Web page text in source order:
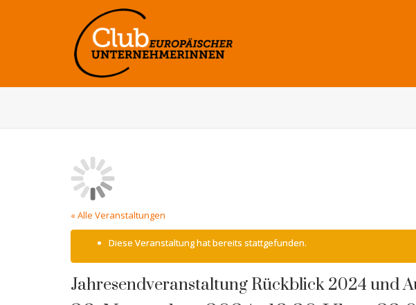
« Alle Veranstaltungen
Diese Veranstaltung hat bereits stattgefunden.
Jahresendveranstaltung Rückblick 2024 und